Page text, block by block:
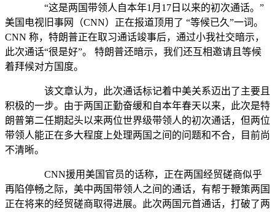
“这是两国带领人自本年1月17日以来的初次通话。”
美国电视旧事网（CNN）正在报道顶用了 “等候已久”一词。
CNN 称，特朗普正在取习通话竣事后，通过小我社交暗示，
此次通话“很是好”。 特朗普还暗示，我们还互相邀请且等候
着拜候对方国度。
该文章认为，此次通话标记着中美关系迈出了主要且
积极的一步。由于两国正勤奋缓和自本年春天以来，此次是特
朗普第二任期起头以来两位世界级带领人的初次通话，但两位
带领人能正在多大程度上处理两国之间的问题和不合，目前尚
不清晰。
CNN援用美国官员的话称，正在两国经贸磋商似乎
再陷停畅之际，美中两国带领人之间的通话，有帮于鞭策两国
正在将来的经贸磋商取得进展。此次两国元首通话，打破了两